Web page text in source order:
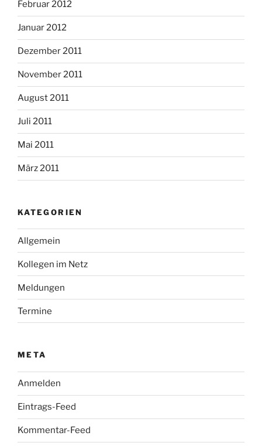
Februar 2012
Januar 2012
Dezember 2011
November 2011
August 2011
Juli 2011
Mai 2011
März 2011
KATEGORIEN
Allgemein
Kollegen im Netz
Meldungen
Termine
META
Anmelden
Eintrags-Feed
Kommentar-Feed